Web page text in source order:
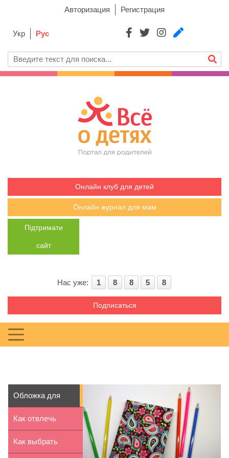
Авторизация Регистрация
Укр Рус
Онлайн клуб для детей
Онлайн журнал для мам
Підтримати
сайт
Нас уже: 1 8 8 5 8
Подписаться
Обложка для
книги своими
руками...
Как отвлечь
ребенка от
Как выбрать